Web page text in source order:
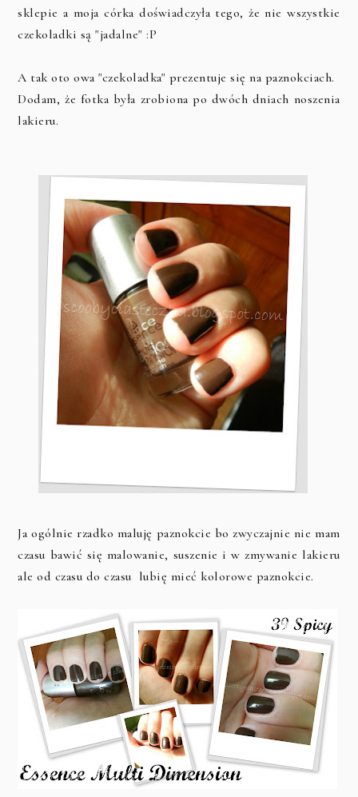
sklepie a moja córka doświadczyła tego, że nie wszystkie
czekoladki są "jadalne" :P
A tak oto owa "czekoladka" prezentuje się na paznokciach.
Dodam, że fotka była zrobiona po dwóch dniach noszenia
lakieru.
Ja ogólnie rzadko maluję paznokcie bo zwyczajnie nie mam
czasu bawić się malowanie, suszenie i w zmywanie lakieru
ale od czasu do czasu lubię mieć kolorowe paznokcie.